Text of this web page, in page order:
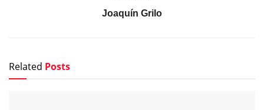
Joaquín Grilo
Related Posts